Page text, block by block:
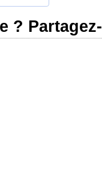
?